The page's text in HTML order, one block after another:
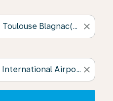
close
close